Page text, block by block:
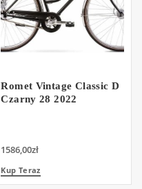
Romet Vintage Classic D
Czarny 28 2022
1586,00zł
Kup Teraz